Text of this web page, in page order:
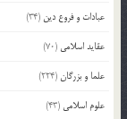
عبادات و فروع دین (34)
عقاید اسلامی (70)
علما و بزرگان(224)
علوم اسلامی (43)